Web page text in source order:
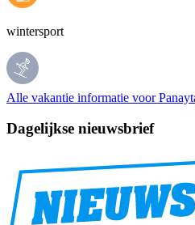
wintersport
Alle vakantie informatie voor
Dagelijkse nieuwsbrief